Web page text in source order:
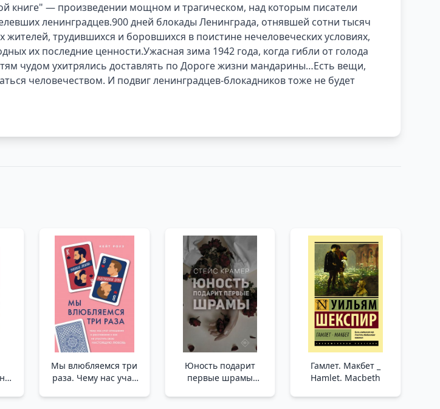
книге" — произведении мощном и трагическом, над которым писатели
ленинградцев.900 дней блокады Ленинграда, отнявшей сотни тысяч
трудившихся и боровшихся в поистине нечеловеческих условиях,
их последние ценности.Ужасная зима 1942 года, когда гибли от голода
чудом ухитрялись доставлять по Дороге жизни мандарины…Есть вещи,
человечеством. И подвиг ленинградцев-блокадников тоже не будет
Мы влюбляемся три
раза. Чему нас учат
Юность подарит
первые шрамы
Гамлет. Макбет _
Hamlet. Macbeth